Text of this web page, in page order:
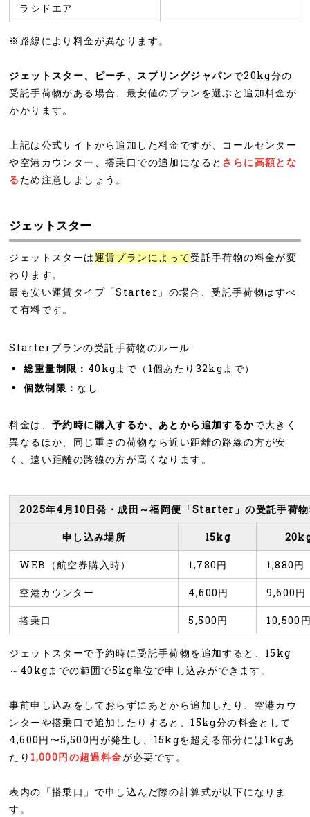
ラシドエア
※路線により料金が異なります。
ジェットスター、ピーチ、スプリングジャパンで20kg分の
受託手荷物がある場合、最安値のプランを選ぶと追加料金が
かかります。
上記は公式サイトから追加した料金ですが、コールセンター
や空港カウンター、搭乗口での追加になると さらに高額とな
る ため注意しましょう。
ジェットスター
ジェットスターは運賃プランによって受託手荷物の料金が変
わります。
最も安い運賃タイプ「Starter」の場合、受託手荷物はすべ
て有料です。
Starterプランの受託手荷物のルール
総重量制限： 40kgまで（1個あたり32kgまで）
個数制限： なし
料金は、予約時に購入するか、あとから追加するかで大きく
異なるほか、同じ重さの荷物なら近い距離の路線の方が安
く、遠い距離の路線の方が高くなります。
2025年4月10日発・成田～福岡便「Starter」の受託手荷
申し込み場所 15kg
WEB（航空券購入時） 1,780円 1,880円
空港カウンター 4,600円 9,600円
搭乗口 5,500円 10,500
ジェットスターで予約時に受託手荷物を追加すると、15kg
～40kgまでの範囲で5kg単位で申し込みができます。
事前申し込みをしておらずにあとから追加したり、空港カウ
ンターや搭乗口で追加したりすると、15kg分の料金として
4,600円〜5,500円が発生し、15kgを超える部分には1kgあ
たり 1,000円の超過料金が必要です。
表内の「搭乗口」で申し込んだ際の計算式が以下になりま
す。